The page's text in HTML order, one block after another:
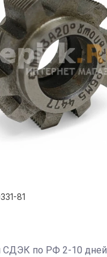
81
СДЭК по РФ 2-10 дней